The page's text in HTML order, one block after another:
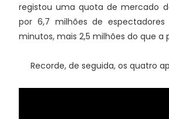
registou uma quota de mercado
por 6,7 milhões de
minutos, mais 2,5 milhões do que a
Recorde, de seguida, os quatro